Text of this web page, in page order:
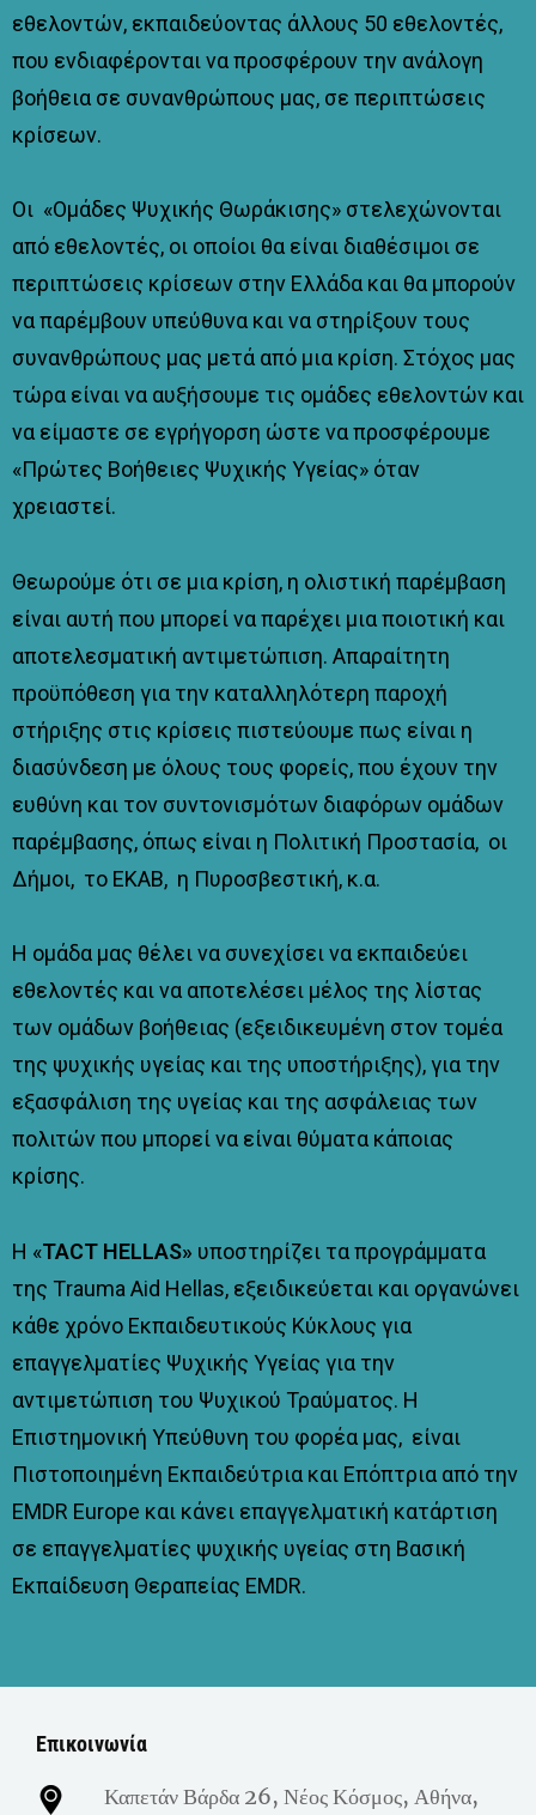
εθελοντών, εκπαιδεύοντας άλλους 50 εθελοντές,
που ενδιαφέρονται να προσφέρουν την ανάλογη
βοήθεια σε συνανθρώπους μας, σε περιπτώσεις
κρίσεων.
Οι «Ομάδες Ψυχικής Θωράκισης» στελεχώνονται
από εθελοντές, οι οποίοι θα είναι διαθέσιμοι σε
περιπτώσεις κρίσεων στην Ελλάδα και θα μπορούν
να παρέμβουν υπεύθυνα και να στηρίξουν τους
συνανθρώπους μας μετά από μια κρίση. Στόχος μας
τώρα είναι να αυξήσουμε τις ομάδες εθελοντών και
να είμαστε σε εγρήγορση ώστε να προσφέρουμε
«Πρώτες Βοήθειες Ψυχικής Υγείας» όταν
χρειαστεί.
Θεωρούμε ότι σε μια κρίση, η ολιστική παρέμβαση
είναι αυτή που μπορεί να παρέχει μια ποιοτική και
αποτελεσματική αντιμετώπιση. Απαραίτητη
προϋπόθεση για την καταλληλότερη παροχή
στήριξης στις κρίσεις πιστεύουμε πως είναι η
διασύνδεση με όλους τους φορείς, που έχουν την
ευθύνη και τον συντονισμότων διαφόρων ομάδων
παρέμβασης, όπως είναι η Πολιτική Προστασία, οι
Δήμοι, το ΕΚΑΒ, η Πυροσβεστική, κ.α.
Η ομάδα μας θέλει να συνεχίσει να εκπαιδεύει
εθελοντές και να αποτελέσει μέλος της λίστας
των ομάδων βοήθειας (εξειδικευμένη στον τομέα
της ψυχικής υγείας και της υποστήριξης), για την
εξασφάλιση της υγείας και της ασφάλειας των
πολιτών που μπορεί να είναι θύματα κάποιας
κρίσης.
Η «TACT HELLAS» υποστηρίζει τα προγράμματα
της Τrauma Aid Hellas, εξειδικεύεται και οργανώνει
κάθε χρόνο Εκπαιδευτικούς Κύκλους για
επαγγελματίες Ψυχικής Υγείας για την
αντιμετώπιση του Ψυχικού Τραύματος. Η
Επιστημονική Υπεύθυνη του φορέα μας, είναι
Πιστοποιημένη Εκπαιδεύτρια και Επόπτρια από την
EMDR Europe και κάνει επαγγελματική κατάρτιση
σε επαγγελματίες ψυχικής υγείας στη Βασική
Εκπαίδευση Θεραπείας EMDR.
Επικοινωνία
Καπετάν Βάρδα 26, Νέος Κόσμος, Αθήνα,